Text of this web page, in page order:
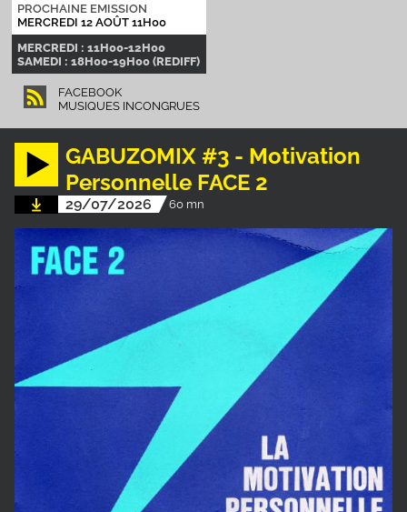
PROCHAINE EMISSION
MERCREDI 12 AOÛT 11H00
MERCREDI : 11H00-12H00
SAMEDI : 18H00-19H00 (REDIFF)
FACEBOOK
MUSIQUES INCONGRUES
GABUZOMIX #3 - Motivation
Personnelle FACE 2
29/07/2026 60 mn